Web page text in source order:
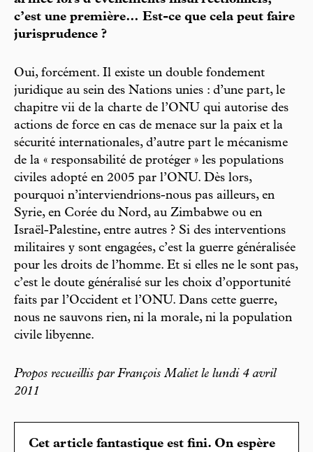
c’est une première… Est-ce que cela peut faire
jurisprudence ?
Oui, forcément. Il existe un double fondement
juridique au sein des Nations unies : d’une part, le
chapitre vii de la charte de l’ONU qui autorise des
actions de force en cas de menace sur la paix et la
sécurité internationales, d’autre part le mécanisme
de la « responsabilité de protéger » les populations
civiles adopté en 2005 par l’ONU. Dès lors,
pourquoi n’interviendrions-nous pas ailleurs, en
Syrie, en Corée du Nord, au Zimbabwe ou en
Israël-Palestine, entre autres ? Si des interventions
militaires y sont engagées, c’est la guerre généralisée
pour les droits de l’homme. Et si elles ne le sont pas,
c’est le doute généralisé sur les choix d’opportunité
faits par l’Occident et l’ONU. Dans cette guerre,
nous ne sauvons rien, ni la morale, ni la population
civile libyenne.
Propos recueillis par François Maliet le lundi 4 avril
2011
Cet article fantastique est fini. On espère